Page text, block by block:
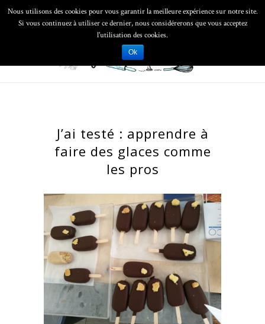
J’ai testé : apprendre à
faire des glaces comme
les pros
Nous utilisons des cookies pour vous garantir la meilleure expérience sur notre site.
Si vous continuez à utiliser ce dernier, nous considérerons que vous acceptez
l'utilisation des cookies.
Ok